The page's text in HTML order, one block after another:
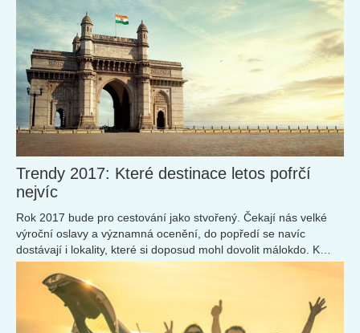
Trendy 2017: Které destinace letos pofrčí
nejvíc
Rok 2017 bude pro cestování jako stvořený. Čekají nás velké
výroční oslavy a významná ocenění, do popředí se navíc
dostávají i lokality, které si doposud mohl dovolit málokdo. K
tomu i Google přinesl zajímavá ...